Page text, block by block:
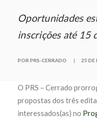
Oportunidades
inscrições até 15
POR PRS-CERRADO | 25 DE
O PRS – Cerrado
propostas dos três
interessados(as) no